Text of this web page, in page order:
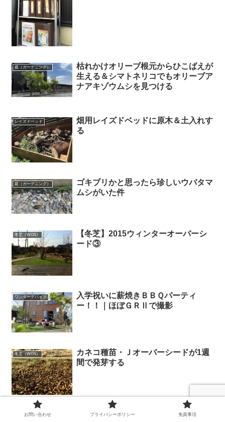
庭（ガーデニング）
枯れかけオリーブ根元からひこばえが
生える＆シマトネリコでもオリーブア
ナアキゾウムシを見つける
レイズドベッド
畑用レイズドベッドに原木＆土入れす
る
庭（ガーデニング）
ゴキブリかと思ったら珍しいウバタマ
ムシがいた件
冬芝（WOS）
【冬芝】2015ウィンターオーバーシ
ード③
ワンダーデバイス
入学祝いに薪焼きＢＢＱパーティ
ー！！｜ほぼＧＲⅡで撮影
冬芝（WOS）
カネコ種苗・Ｊオーバーシードが1週
間で発芽する
タイヤラックと自転車置き場をＤＩＹ
お問い合わせ プライバシーポリシー 免責事項